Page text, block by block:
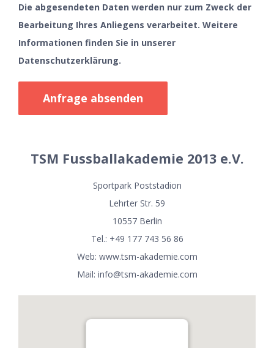
Die abgesendeten Daten werden nur zum Zweck der
Bearbeitung Ihres Anliegens verarbeitet. Weitere
Informationen finden Sie in unserer
Datenschutzerklärung.
TSM Fussballakademie 2013 e.V.
Sportpark Poststadion
Lehrter Str. 59
10557 Berlin
Tel.: +49 177 743 56 86
Web: www.tsm-akademie.com
Mail: info@tsm-akademie.com